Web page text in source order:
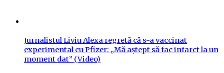
Jurnalistul Liviu Alexa regretă că s-a vaccinat
experimental cu Pfizer: „Mă aștept să fac infarct la un
moment dat” (Video)